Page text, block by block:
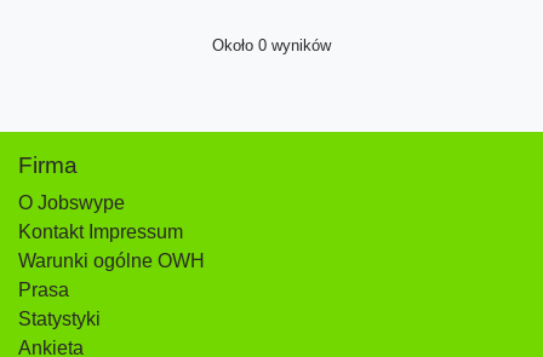
Około 0 wyników
Firma
O Jobswype
Kontakt Impressum
Warunki ogólne OWH
Prasa
Statystyki
Ankieta